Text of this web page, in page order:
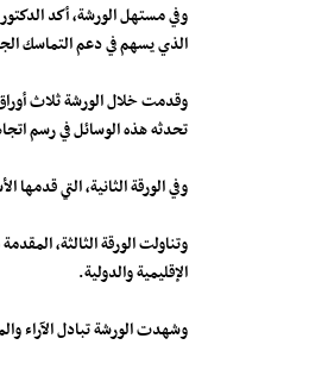
وفي مستهل الورشة، أكد
الذي يسهم في دعم التماسك
وقدمت خلال الورشة ثلاث أوراق
تحدثه هذه الوسائل في رسم
وفي الورقة الثانية، التي
وتناولت الورقة الثالثة،
الإقليمية والدولية.
وشهدت الورشة تبادل الآراء